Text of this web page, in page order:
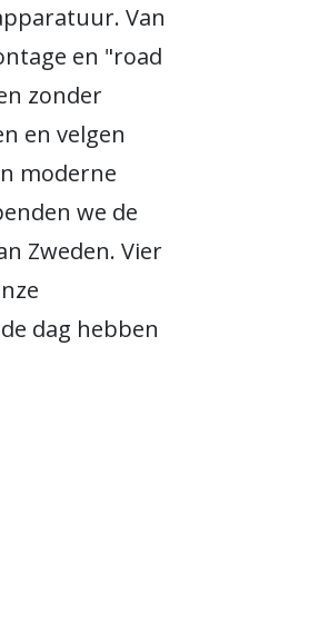
Van
en "road
zonder
en velgen
moderne
we de
Zweden. Vier
dag hebben